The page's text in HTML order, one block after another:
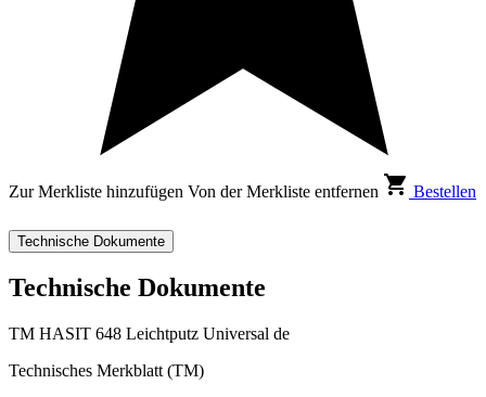
Zur Merkliste hinzufügen Von der Merkliste entfernen Bestellen
Technische Dokumente
Technische Dokumente
TM HASIT 648 Leichtputz Universal de
Technisches Merkblatt (TM)